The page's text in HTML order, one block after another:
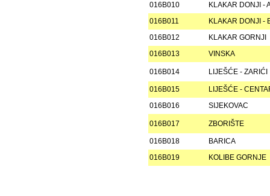
016B010
KLAKAR DONJI -
016B011
KLAKAR DONJI -
016B012
KLAKAR GORNJI
016B013
VINSKA
016B014 LIJEŠĆE - ZARIĆI
016B015
LIJEŠĆE -
016B016
SIJEKOVAC
016B017 ZBORIŠTE
016B018
BARICA
016B019
KOLIBE GORNJE